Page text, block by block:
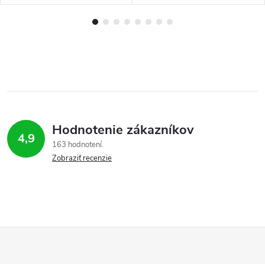
4,9 Hodnotenie zákazníkov
163 hodnotení
Zobraziť recenzie